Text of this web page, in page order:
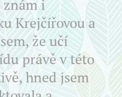
znám i
Krejčířovou a
že učí
právě v této
hned jsem